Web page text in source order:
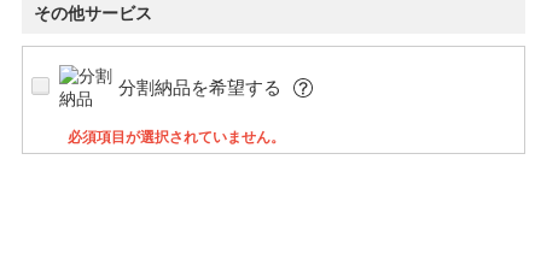
その他サービス
分割納品を希望する
必須項目が選択されていません。